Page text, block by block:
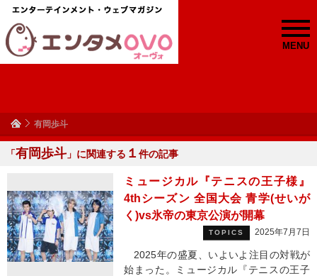
MENU
有岡歩斗
「有岡歩斗 」に関連する １ 件の記事
ミュージカル『テニスの王子様』
4thシーズン 全国大会 青学(せいが
く)vs氷帝の東京公演が開幕
TOPICS 2025年7月7日
2025年の盛夏、いよいよ注目の対戦が
始まった。ミュージカル『テニスの王子